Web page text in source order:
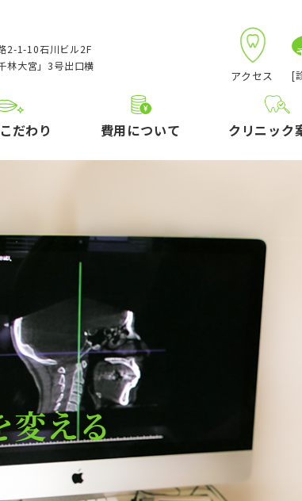
2-1-10石川ビル2F
林大宮」3号出口横
アクセス [
だわり 費用について クリニック
変える